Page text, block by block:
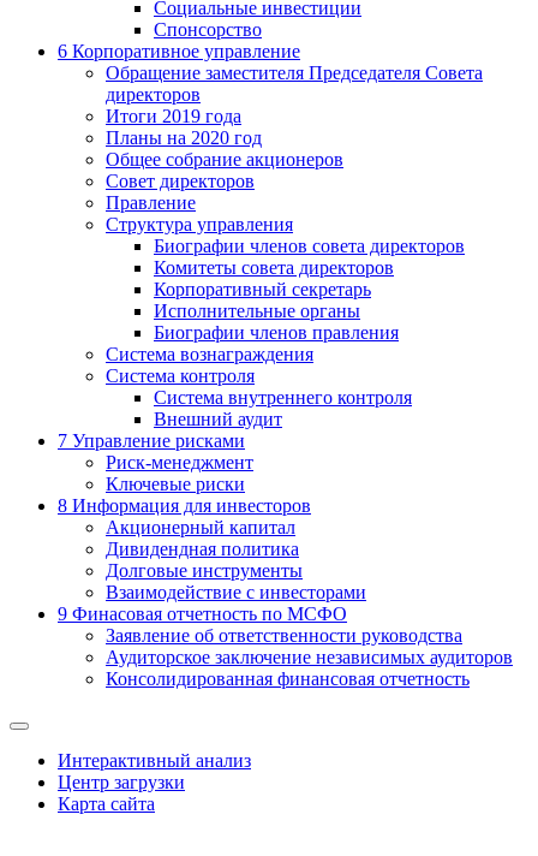
Социальные инвестиции
Спонсорство
6 Корпоративное управление
Обращение заместителя Председателя Совета
директоров
Итоги 2019 года
Планы на 2020 год
Общее собрание акционеров
Совет директоров
Правление
Структура управления
Биографии членов совета директоров
Комитеты совета директоров
Корпоративный секретарь
Исполнительные органы
Биографии членов правления
Система вознаграждения
Система контроля
Система внутреннего контроля
Внешний аудит
7 Управление рисками
Риск-менеджмент
Ключевые риски
8 Информация для инвесторов
Акционерный капитал
Дивидендная политика
Долговые инструменты
Взаимодействие с инвеcторами
9 Финасовая отчетность по МСФО
Заявление об ответственности руководства
Аудиторское заключение независимых аудиторов
Консолидированная финансовая отчетность
Интерактивный анализ
Центр загрузки
Карта сайта